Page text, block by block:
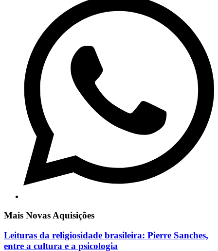
Mais Novas Aquisições
Leituras da religiosidade brasileira: Pierre Sanches,
entre a cultura e a psicologia